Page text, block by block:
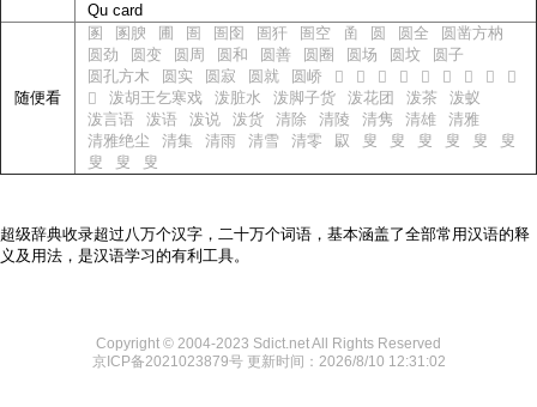
Qu card
随便看
圂 圂腴 圃 圄 圄囹 圄犴 圄空 圅 圆 圆全
圆凿方枘
圆劲
圆变 圆周 圆和 圆善 圆圈 圆场 圆坟
圆子
圆孔方木
圆实 圆寂 圆就 圆峤 𪰾 𪰿 𪱀 𪱂 𪱃 𪱄 𪱅 𪱆
𪱇
𪱈
泼胡王乞寒戏 泼脏水 泼脚子货 泼花团 泼茶
泼蚁
泼言语
泼语 泼说 泼货 清除 清陵 清隽 清雄
清雅
清雅绝尘
清集 清雨 清雪 清零 叞 叟 叟 叟 叟 叟
叟
叟
叟 叟
超级辞典收录超过八万个汉字，二十万个词语，基本涵盖了全部常用汉语的释
义及用法，是汉语学习的有利工具。
Copyright © 2004-2023 Sdict.net All Rights Reserved
京ICP备2021023879号更新时间：2026/8/10 12:31:02